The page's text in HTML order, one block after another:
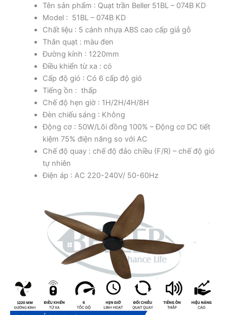
Tên sản phẩm : Quạt trần Beller 51BL – 074B KD
Model : 51BL – 074B KD
Chất liệu : 5 cánh nhựa ABS cao cấp giả gỗ
Thân quạt : màu đen
Đường kính : 1220mm
Điều khiển từ xa : có
Cấp độ gió : Có 6 cấp độ gió
Tiếng ồn : thấp
Chế độ hẹn giờ : 1H/2H/4H/8H
Đèn chiếu sáng : Không
Động cơ : 50W/Lõi đồng 100% – Động cơ DC tiết
kiệm 75% điện năng so với AC
Chế độ quay : chế độ đảo chiều (F/R) – chế độ gió
tự nhiên
Điện áp : AC 220-240V/ 50-60Hz